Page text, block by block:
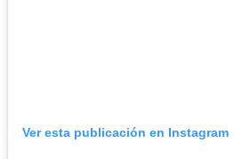
Ver esta publicación en Instagram